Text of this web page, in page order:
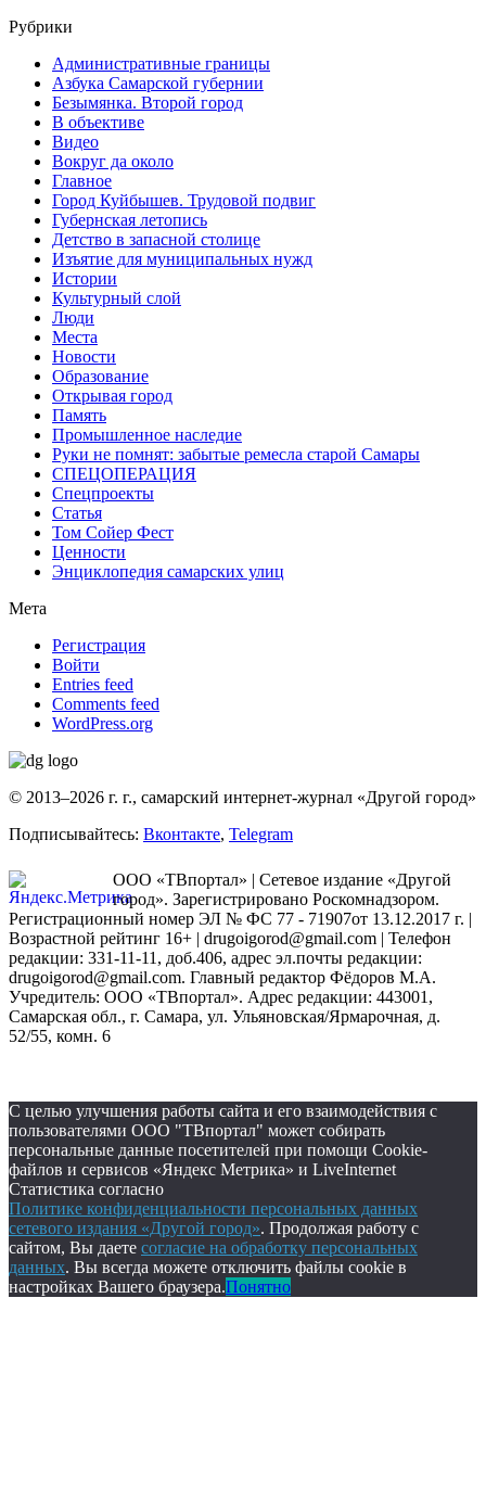
Рубрики
Административные границы
Азбука Самарской губернии
Безымянка. Второй город
В объективе
Видео
Вокруг да около
Главное
Город Куйбышев. Трудовой подвиг
Губернская летопись
Детство в запасной столице
Изъятие для муниципальных нужд
Истории
Культурный слой
Люди
Места
Новости
Образование
Открывая город
Память
Промышленное наследие
Руки не помнят: забытые ремесла старой Самары
СПЕЦОПЕРАЦИЯ
Спецпроекты
Статья
Том Сойер Фест
Ценности
Энциклопедия самарских улиц
Мета
Регистрация
Войти
Entries feed
Comments feed
WordPress.org
© 2013–2026 г. г., самарский интернет-журнал «Другой город»
Подписывайтесь: Вконтакте, Telegram
ООО «ТВпортал» | Сетевое издание «Другой
город». Зарегистрировано Роскомнадзором.
Регистрационный номер ЭЛ № ФС 77 - 71907от 13.12.2017 г. |
Возрастной рейтинг 16+ | drugoigorod@gmail.com | Телефон
редакции: 331-11-11, доб.406, адрес эл.почты редакции:
drugoigorod@gmail.com. Главный редактор Фёдоров М.А.
Учредитель: ООО «ТВпортал». Адрес редакции: 443001,
Самарская обл., г. Самара, ул. Ульяновская/Ярмарочная, д.
52/55, комн. 6
С целью улучшения работы сайта и его взаимодействия с
пользователями ООО "ТВпортал" может собирать
персональные данные посетителей при помощи Cookie-
файлов и сервисов «Яндекс Метрика» и LiveInternet
Статистика согласно
Политике конфиденциальности персональных данных
сетевого издания «Другой город». Продолжая работу с
сайтом, Вы даете согласие на обработку персональных
данных. Вы всегда можете отключить файлы cookie в
настройках Вашего браузера.Понятно